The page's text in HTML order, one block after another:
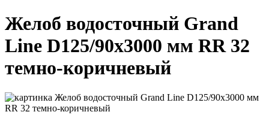
Желоб водосточный Grand
Line D125/90х3000 мм RR 32
темно-коричневый